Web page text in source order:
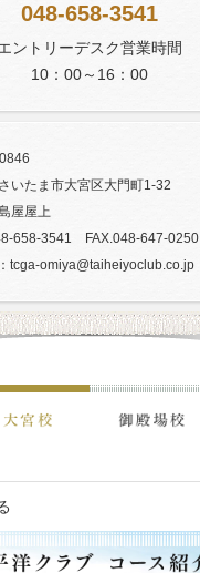
048-658-3541
ントリーデスク営業時間
10：00～16：00
いたま市大宮区大門町1-32
屋屋上
658-3541 FAX.048-647-0250
tcga-omiya@taiheiyoclub.co.jp